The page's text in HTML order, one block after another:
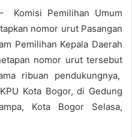
Komisi Pemilihan Umum
nomor urut Pasangan
Pemilihan Kepala Daerah
nomor urut tersebut
ribuan pendukungnya,
Kota Bogor, di Gedung
Kota Bogor Selasa,